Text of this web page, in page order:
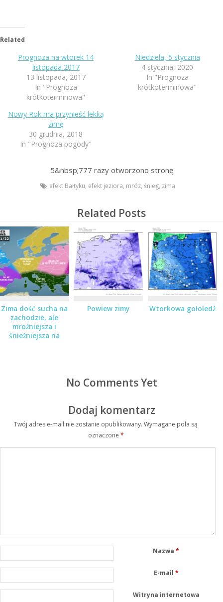
Related
Prognoza na wtorek 14
listopada 2017
13 listopada, 2017
In "Prognoza
krótkoterminowa"
Niedziela, 5 stycznia
4 stycznia, 2020
In "Prognoza
krótkoterminowa"
Nowy Rok ma przynieść lekką
zimę
30 grudnia, 2018
In "Prognoza pogody"
5&nbsp;777 razy otworzono stronę
efekt Bałtyku, efekt jeziora, mróz, śnieg, zima
Related Posts
Zima dość sucha na
zachodzie, ale
mroźniejsza i
śnieżniejsza na
Powiew zimy Wtorkowa gołoledź
No Comments Yet
Dodaj komentarz
Twój adres e-mail nie zostanie opublikowany. Wymagane pola są
oznaczone *
Nazwa*
E-mail *
Witryna internetowa